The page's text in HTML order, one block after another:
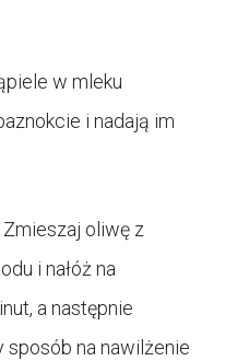
w mleku
i nadają im
Zmieszaj oliwę z
i nałóż na
a następnie
sposób na nawilżenie